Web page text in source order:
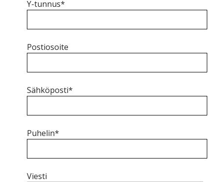
Y-tunnus*
Postiosoite
Sähköposti*
Puhelin*
Viesti